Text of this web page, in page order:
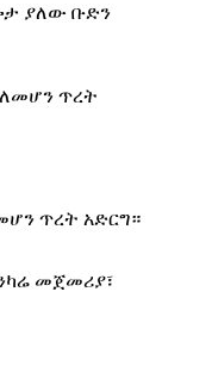
ያለው ቡድን
ጥረት አድርግ።